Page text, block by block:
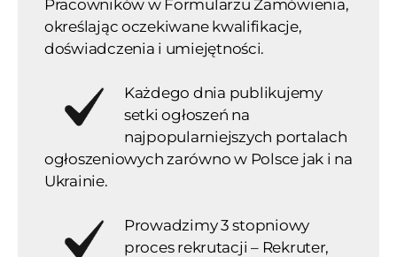
Pracowników w Formularzu Zamówienia,
określając oczekiwane kwalifikacje,
doświadczenia i umiejętności.
Każdego dnia publikujemy
setki ogłoszeń na
najpopularniejszych portalach
ogłoszeniowych zarówno w Polsce jak i na
Ukrainie.
Prowadzimy 3 stopniowy
proces rekrutacji – Rekruter,